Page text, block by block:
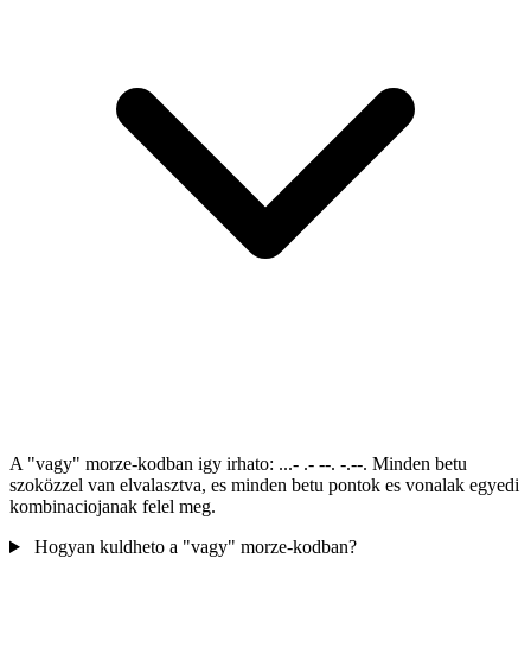
A "vagy" morze-kodban igy irhato: ...- .- --. -.--. Minden betu
szoközzel van elvalasztva, es minden betu pontok es vonalak egyedi
kombinaciojanak felel meg.
Hogyan kuldheto a "vagy" morze-kodban?